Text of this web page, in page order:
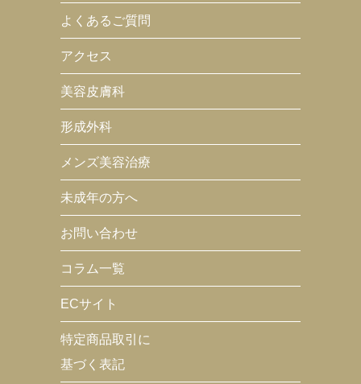
よくあるご質問
アクセス
美容皮膚科
形成外科
メンズ美容治療
未成年の方へ
お問い合わせ
コラム一覧
ECサイト
特定商品取引に
基づく表記